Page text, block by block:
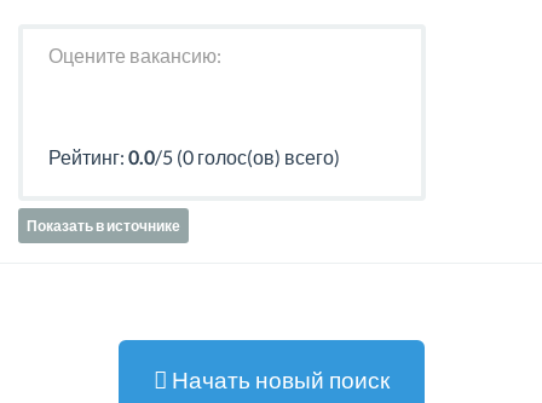
Оцените вакансию:
Рейтинг: 0.0/5 (0 голос(ов) всего)
Показать в источнике
Начать новый поиск